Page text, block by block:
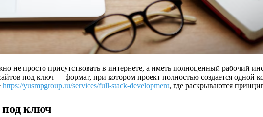
не просто присутствовать в интернете, а иметь полноценный рабочий
под ключ — формат, при котором проект полностью создается одной
https://yusmpgroup.ru/services/full-stack-development, где раскрываются
под ключ